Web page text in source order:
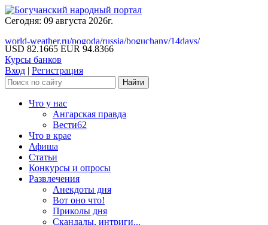
Сегодня: 09 августа 2026г.
world-weather.ru/pogoda/russia/boguchany/14days/
USD 82.1665 EUR 94.8366
Курсы банков
Вход | Регистрация
Что у нас
Ангарская правда
Вести62
Что в крае
Афиша
Статьи
Конкурсы и опросы
Развлечения
Анекдоты дня
Вот оно что!
Приколы дня
Скандалы, интриги...